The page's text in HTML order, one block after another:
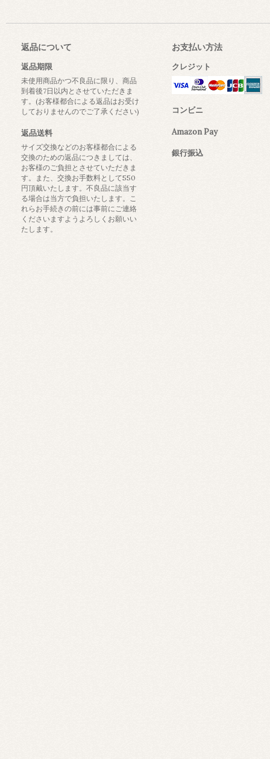
返品について
返品期限
未使用商品かつ不良品に限り、商品
到着後7日以内とさせていただきま
す。(お客様都合による返品はお受け
しておりませんのでご了承ください)
返品送料
サイズ交換などのお客様都合による
交換のための返品につきましては、
お客様のご負担とさせていただきま
す。また、交換お手数料として550
円頂戴いたします。不良品に該当す
る場合は当方で負担いたします。こ
れらお手続きの前には事前にご連絡
くださいますようよろしくお願いい
たします。
お支払い方法
クレジット
コンビニ
Amazon Pay
銀行振込